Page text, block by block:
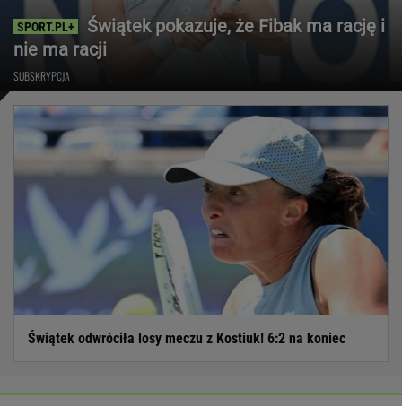
Świątek pokazuje, że Fibak ma rację i
nie ma racji
SUBSKRYPCJA
Świątek odwróciła losy meczu z Kostiuk! 6:2 na koniec